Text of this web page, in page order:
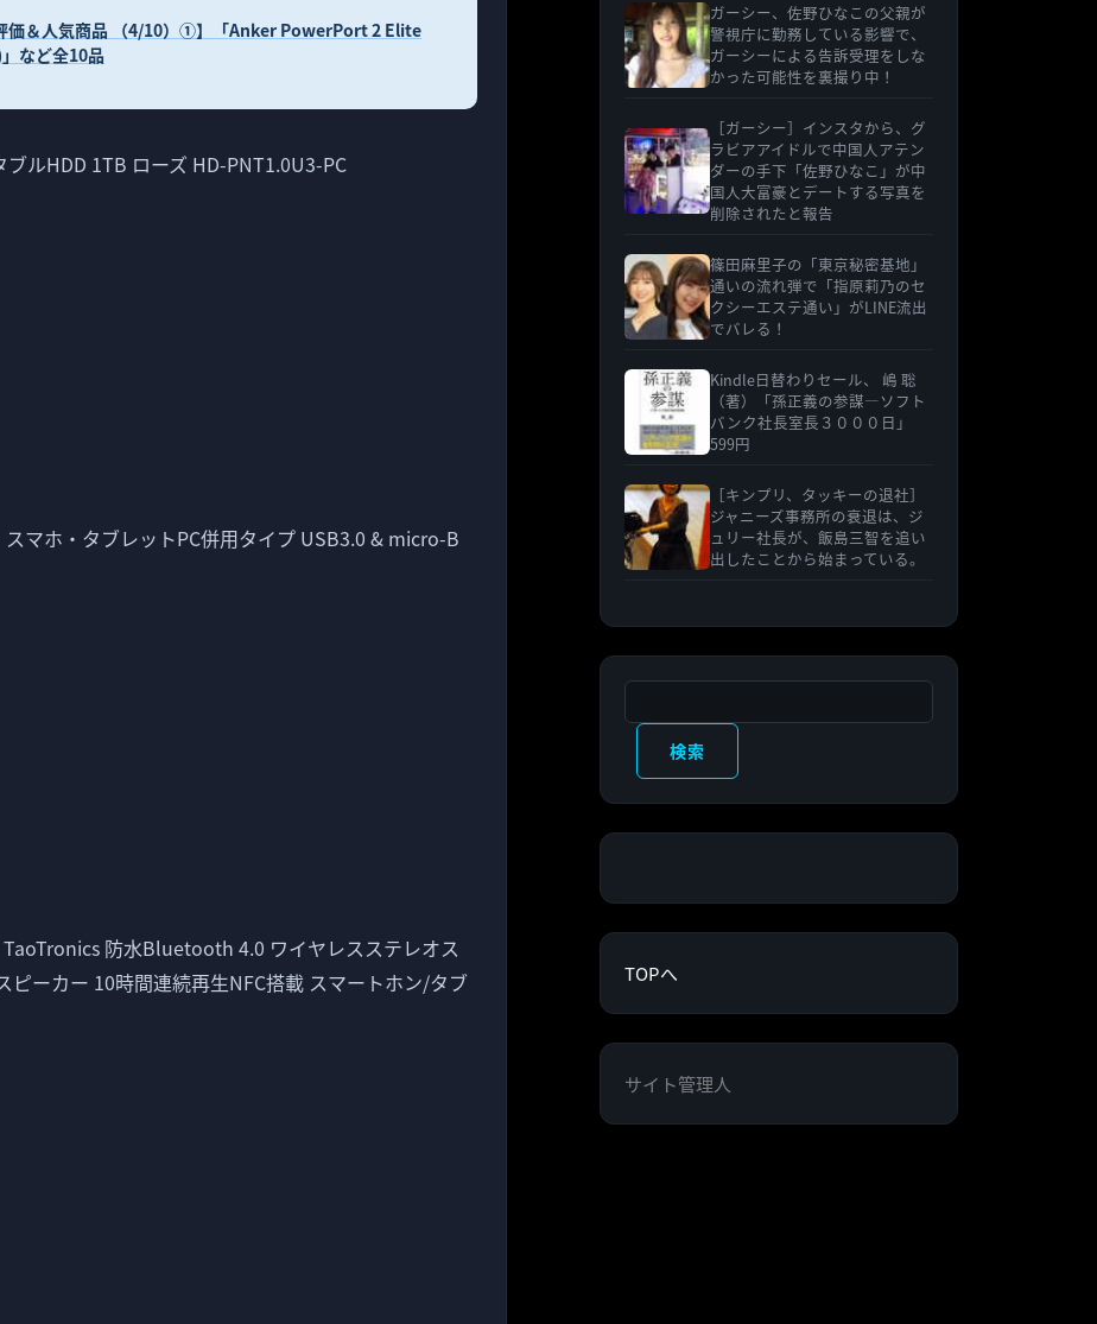
価＆人気商品 （4/10）①】「Anker PowerPort 2 Elite
など全10品
ブルHDD 1TB ローズ HD-PNT1.0U3-PC
マホ・タブレットPC併用タイプ USB3.0 & micro-B
防水Bluetooth 4.0 ワイヤレスステレオス
ピーカー 10時間連続再生NFC搭載 スマートホン/タブ
ガーシー、佐野ひなこの父親が
警視庁に勤務している影響で、
ガーシーによる告訴受理をしな
かった可能性を裏撮り中！
［ガーシー］インスタから、グ
ラビアアイドルで中国人アテン
ダーの手下「佐野ひなこ」が中
国人大富豪とデートする写真を
削除されたと報告
篠田麻里子の「東京秘密基地」
通いの流れ弾で「指原莉乃のセ
クシーエステ通い」がLINE流出
でバレる！
Kindle日替わりセール、 嶋 聡
（著）「孫正義の参謀―ソフト
バンク社長室長３０００日」
599円
［キンプリ、タッキーの退社］
ジャニーズ事務所の衰退は、ジ
ュリー社長が、飯島三智を追い
出したことから始まっている。
検索
TOPへ
サイト管理人